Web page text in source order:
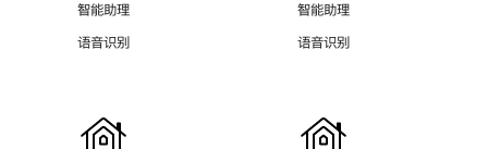
智能助理
语音识别
智能助理
语音识别